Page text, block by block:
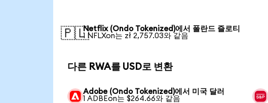
🇵🇱Netflix (Ondo Tokenized)에서 폴란드 즐로티
1 NFLXon는 zł 2,757.03와 같음
다른 RWA를 USD로 변환
Adobe (Ondo Tokenized)에서 미국 달러
1 ADBEon는 $264.66와 같음